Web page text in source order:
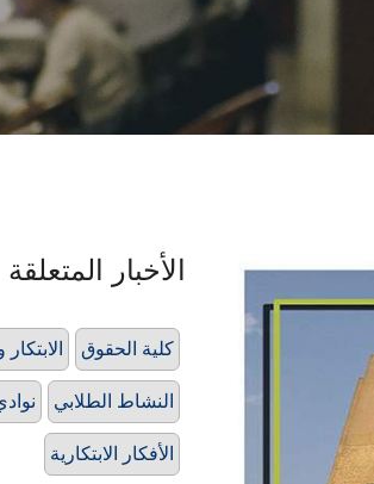
الأخبار المتعلقة
كلية الحقوق
النشاط الطلابي
الأفكار الابتكارية